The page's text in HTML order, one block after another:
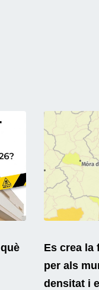
Es crea la
per als
densitat i